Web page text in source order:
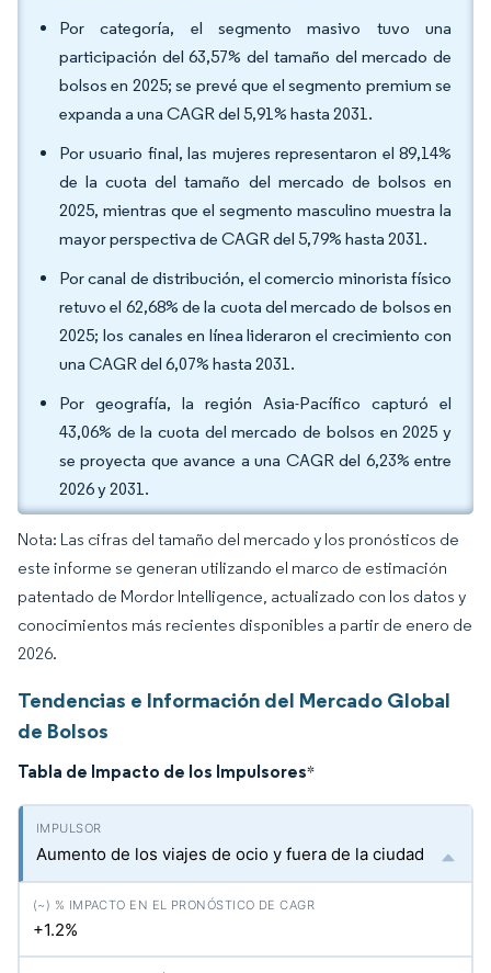
Por categoría, el segmento masivo tuvo una
participación del 63,57% del tamaño del mercado de
bolsos en 2025; se prevé que el segmento premium se
expanda a una CAGR del 5,91% hasta 2031.
Por usuario final, las mujeres representaron el 89,14%
de la cuota del tamaño del mercado de bolsos en
2025, mientras que el segmento masculino muestra la
mayor perspectiva de CAGR del 5,79% hasta 2031.
Por canal de distribución, el comercio minorista físico
retuvo el 62,68% de la cuota del mercado de bolsos en
2025; los canales en línea lideraron el crecimiento con
una CAGR del 6,07% hasta 2031.
Por geografía, la región Asia-Pacífico capturó el
43,06% de la cuota del mercado de bolsos en 2025 y
se proyecta que avance a una CAGR del 6,23% entre
2026 y 2031.
Nota: Las cifras del tamaño del mercado y los pronósticos de
este informe se generan utilizando el marco de estimación
patentado de Mordor Intelligence, actualizado con los datos y
conocimientos más recientes disponibles a partir de enero de
2026.
Tendencias e Información del Mercado Global
de Bolsos
Tabla de Impacto de los Impulsores*
Aumento de los viajes de ocio y fuera de la ciudad
+1.2%